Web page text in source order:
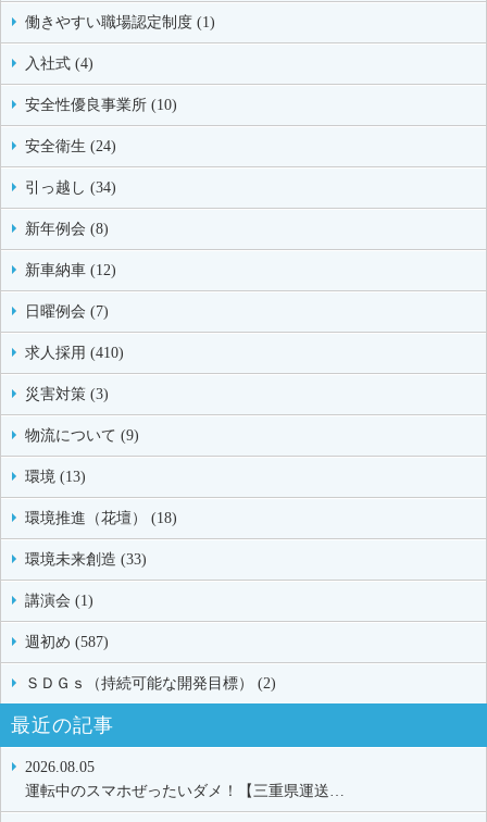
働きやすい職場認定制度 (1)
入社式 (4)
安全性優良事業所 (10)
安全衛生 (24)
引っ越し (34)
新年例会 (8)
新車納車 (12)
日曜例会 (7)
求人採用 (410)
災害対策 (3)
物流について (9)
環境 (13)
環境推進（花壇） (18)
環境未来創造 (33)
講演会 (1)
週初め (587)
ＳＤＧｓ（持続可能な開発目標） (2)
最近の記事
2026.08.05
運転中のスマホぜったいダメ！【三重県運送…